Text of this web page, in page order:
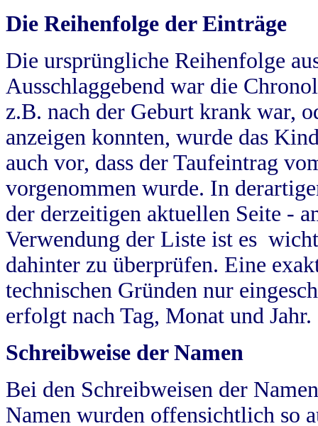
Die Reihenfolge der Einträge
Die ursprüngliche Reihenfolge
Ausschlaggebend war die
z.B. nach der Geburt krank war,
anzeigen konnten, wurde das
auch vor, dass der Taufeintrag
vorgenommen wurde. In
der derzeitigen aktuellen Seite -
Verwendung der Liste ist es
dahinter zu überprüfen. Eine
technischen Gründen nur
erfolgt nach Tag, Monat und Jahr.
Schreibweise der Namen
Bei den Schreibweisen der
Namen wurden offensichtlich so